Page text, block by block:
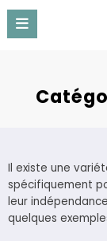
Aller
contenu
Il existe une
spécifiquement
leur
quelques